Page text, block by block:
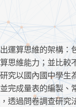
運算思維的架構：
思維能力；並比較
究以國內國中學生
完成量表的編製、
透過問卷調查研究